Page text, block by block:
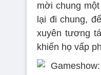
mời chung
lại đi chung,
xuyên tương
khiến họ vấp